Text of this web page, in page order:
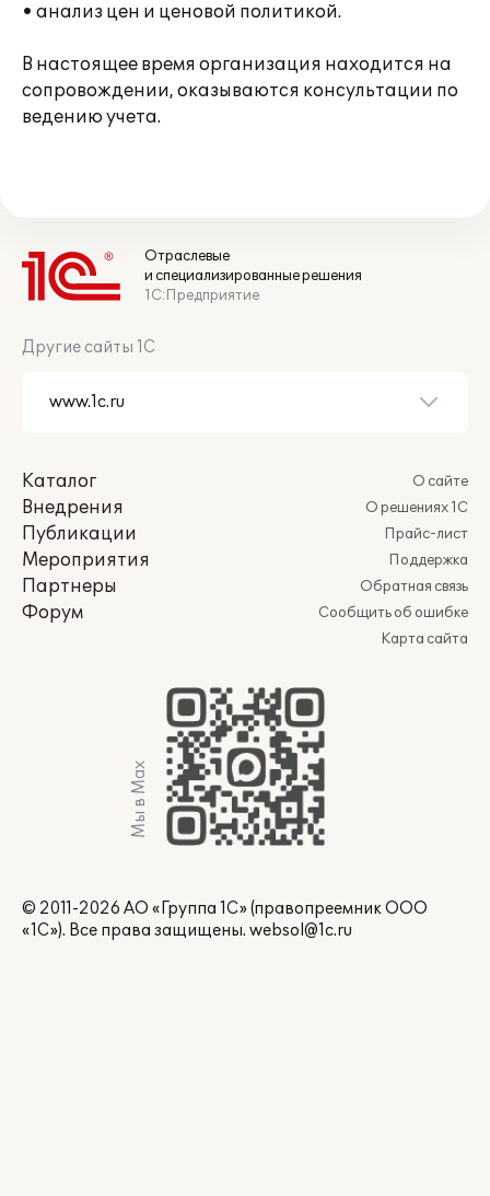
• анализ цен и ценовой политикой.
В настоящее время организация находится на
сопровождении, оказываются консультации по
ведению учета.
Отраслевые
и специализированные решения
1С:Предприятие
Другие сайты 1С
Каталог
Внедрения
Публикации
Мероприятия
Партнеры
Форум
О сайте
О решениях 1С
Прайс-лист
Поддержка
Обратная связь
Сообщить об ошибке
Карта сайта
Мы в Max
© 2011-2026 АО «Группа 1С» (правопреемник ООО
«1С»). Все права защищены. websol@1c.ru